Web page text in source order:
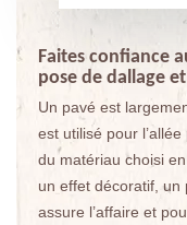
Faites confiance
pose de dallage
Un pavé est
est utilisé pour
du matériau choisi
un effet décoratif, un
assure l’affaire et